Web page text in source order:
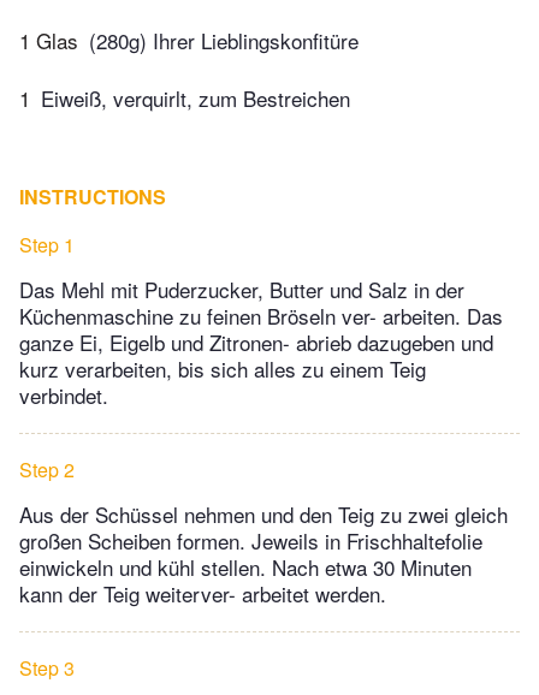
1 Glas (280g) Ihrer Lieblingskonfitüre
1 Eiweiß, verquirlt, zum Bestreichen
INSTRUCTIONS
Step 1
Das Mehl mit Puderzucker, Butter und Salz in der
Küchenmaschine zu feinen Bröseln ver- arbeiten. Das
ganze Ei, Eigelb und Zitronen- abrieb dazugeben und
kurz verarbeiten, bis sich alles zu einem Teig
verbindet.
Step 2
Aus der Schüssel nehmen und den Teig zu zwei gleich
großen Scheiben formen. Jeweils in Frischhaltefolie
einwickeln und kühl stellen. Nach etwa 30 Minuten
kann der Teig weiterver- arbeitet werden.
Step 3